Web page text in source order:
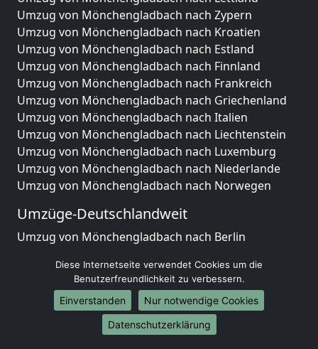
Umzug von Mönchengladbach nach Zypern
Umzug von Mönchengladbach nach Kroatien
Umzug von Mönchengladbach nach Estland
Umzug von Mönchengladbach nach Finnland
Umzug von Mönchengladbach nach Frankreich
Umzug von Mönchengladbach nach Griechenland
Umzug von Mönchengladbach nach Italien
Umzug von Mönchengladbach nach Liechtenstein
Umzug von Mönchengladbach nach Luxemburg
Umzug von Mönchengladbach nach Niederlande
Umzug von Mönchengladbach nach Norwegen
Umzüge-Deutschlandweit
Umzug von Mönchengladbach nach Berlin
Umzug von Mönchengladbach nach München
Umzug von Mönchengladbach nach Köln
Umzug von Mönchengladbach nach Frankfurt am
Umzug von Mönchengladbach nach Stuttgart
Diese Internetseite verwendet Cookies um die
Benutzerfreundlichkeit zu verbessern.
Einverstanden
Nur notwendige Cookies
Datenschutzerklärung